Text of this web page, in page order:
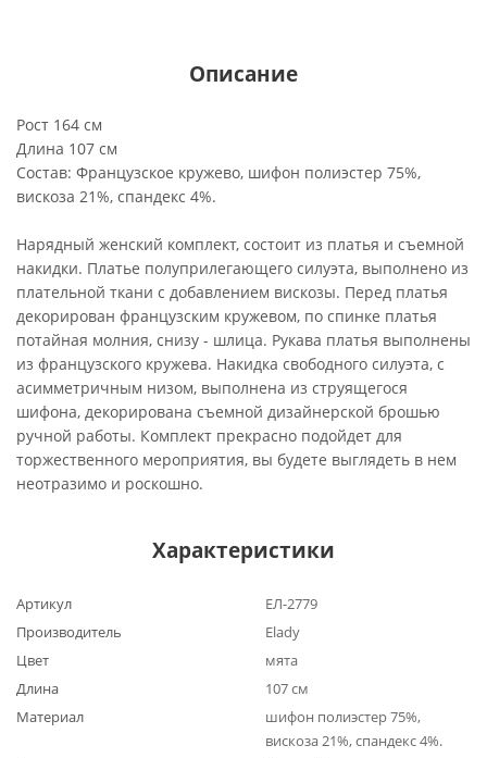
Описание
Рост 164 см
Длина 107 см
Состав: Французское кружево, шифон полиэстер 75%,
вискоза 21%, спандекс 4%.
Нарядный женский комплект, состоит из платья и съемной
накидки. Платье полуприлегающего силуэта, выполнено из
плательной ткани с добавлением вискозы. Перед платья
декорирован французским кружевом, по спинке платья
потайная молния, снизу - шлица. Рукава платья выполнены
из французского кружева. Накидка свободного силуэта, с
асимметричным низом, выполнена из струящегося
шифона, декорирована съемной дизайнерской брошью
ручной работы. Комплект прекрасно подойдет для
торжественного мероприятия, вы будете выглядеть в нем
неотразимо и роскошно.
Характеристики
Артикул
ЕЛ-2779
Производитель
Elady
Цвет
мята
Длина
107 см
Материал
шифон полиэстер 75%,
вискоза 21%, спандекс 4%.